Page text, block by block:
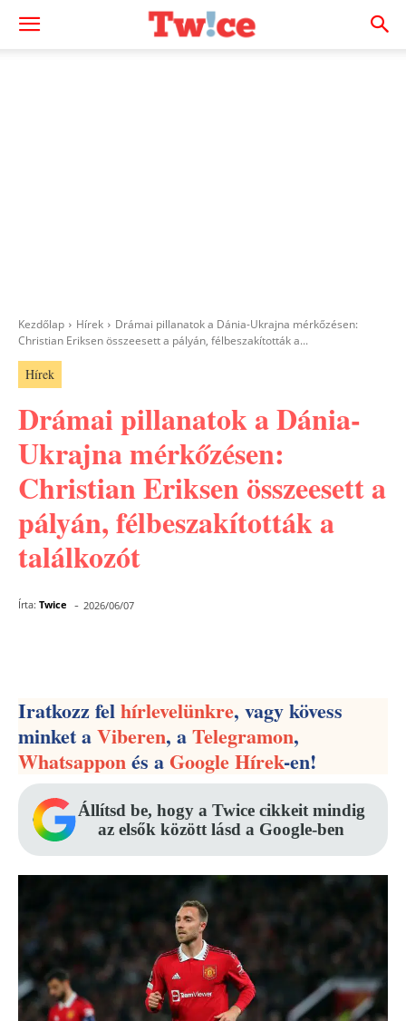
Kezdőlap Hírek
Drámai pillanatok a Dánia-Ukrajna mérkőzésen:
Christian Eriksen összeesett a pályán, félbeszakították a...
Hírek
Drámai pillanatok a Dánia-
Ukrajna mérkőzésen:
Christian Eriksen összeesett a
pályán, félbeszakították a
találkozót
Írta: Twice - 2026/06/07
Iratkozz felhírlevelünkre, vagy kövess
minket aViberen, aTelegramon,
Whatsapponés aGoogle Hírek-en!
Állítsd be, hogy a Twice cikkeit mindig
az elsők között lásd a Google-ben